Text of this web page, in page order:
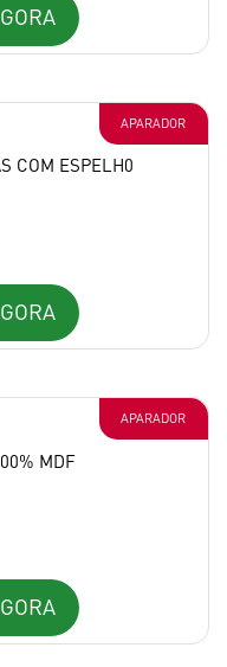
APARADOR
COM ESPELH0
APARADOR
MDF